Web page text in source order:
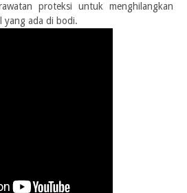
proteksi untuk menghilangkan
yang ada di bodi.